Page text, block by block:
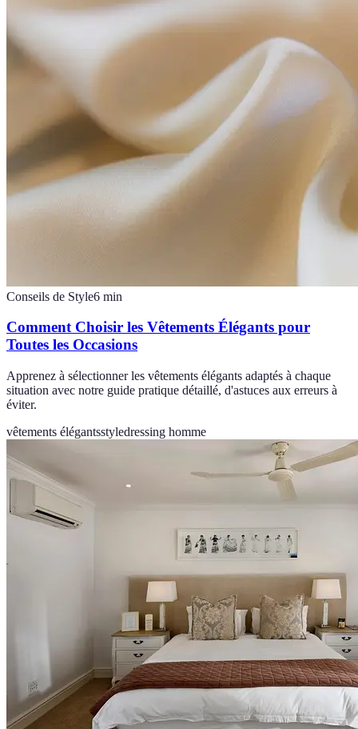
Conseils de Style6 min
Comment Choisir les Vêtements Élégants pour
Toutes les Occasions
Apprenez à sélectionner les vêtements élégants adaptés à chaque
situation avec notre guide pratique détaillé, d'astuces aux erreurs à
éviter.
vêtements élégantsstyledressing homme